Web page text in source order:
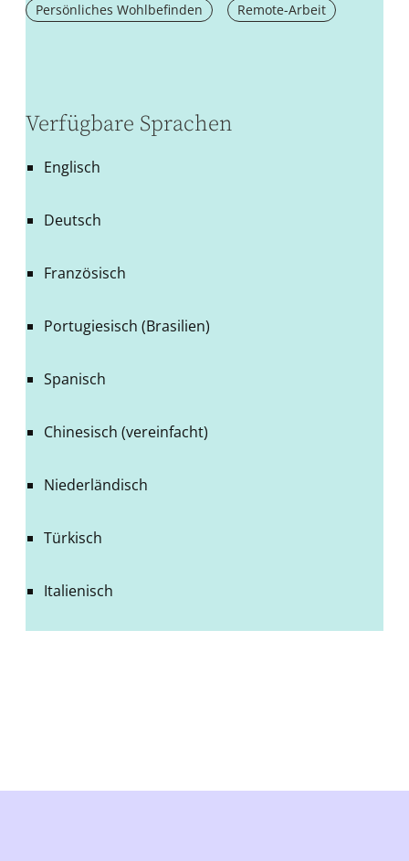
Persönliches Wohlbefinden Remote-Arbeit
Verfügbare Sprachen
Englisch
Deutsch
Französisch
Portugiesisch (Brasilien)
Spanisch
Chinesisch (vereinfacht)
Niederländisch
Türkisch
Italienisch